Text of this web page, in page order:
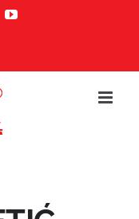
YouTube